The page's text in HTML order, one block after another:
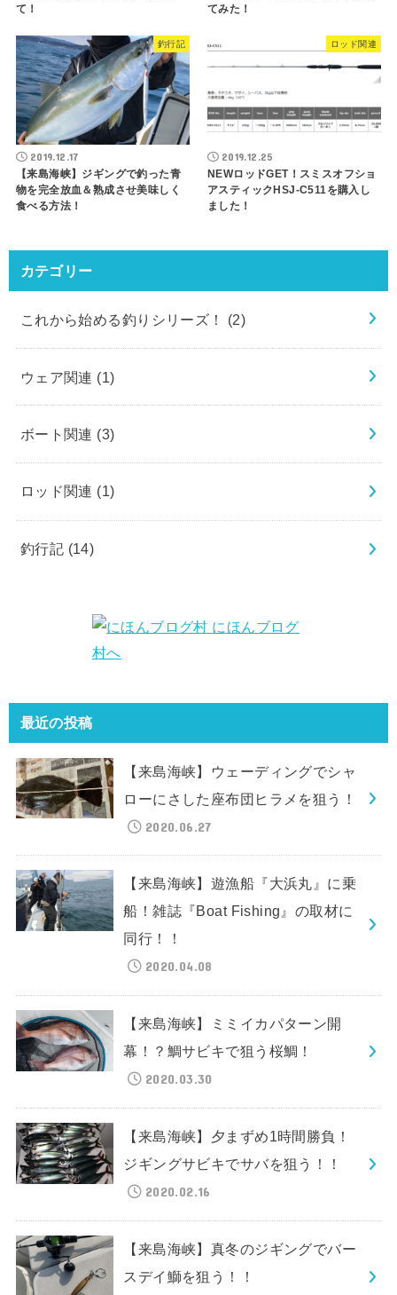
て！
てみた！
釣行記
2019.12.17
【来島海峡】ジギングで釣った青
物を完全放血＆熟成させ美味しく
食べる方法！
ロッド関連
2019.12.25
NEWロッドGET！スミスオフショ
アスティックHSJ-C511を購入し
ました！
カテゴリー
これから始める釣りシリーズ！ (2)
ウェア関連 (1)
ボート関連 (3)
ロッド関連 (1)
釣行記 (14)
最近の投稿
【来島海峡】ウェーディングでシャ
ローにさした座布団ヒラメを狙う！
2020.06.27
【来島海峡】遊漁船『大浜丸』に乗
船！雑誌『Boat Fishing』の取材に
同行！！
2020.04.08
【来島海峡】ミミイカパターン開
幕！？鯛サビキで狙う桜鯛！
2020.03.30
【来島海峡】夕まずめ1時間勝負！
ジギングサビキでサバを狙う！！
2020.02.16
【来島海峡】真冬のジギングでバー
スデイ鰤を狙う！！